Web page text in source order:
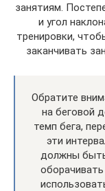
занятиям.
и угол
тренировки,
заканчивать
Обратите
на беговой
темп бега,
эти
должны